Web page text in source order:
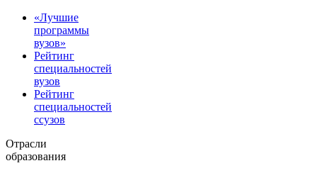
«Лучшие
программы
вузов»
Рейтинг
специальностей
вузов
Рейтинг
специальностей
ссузов
Отрасли
образования